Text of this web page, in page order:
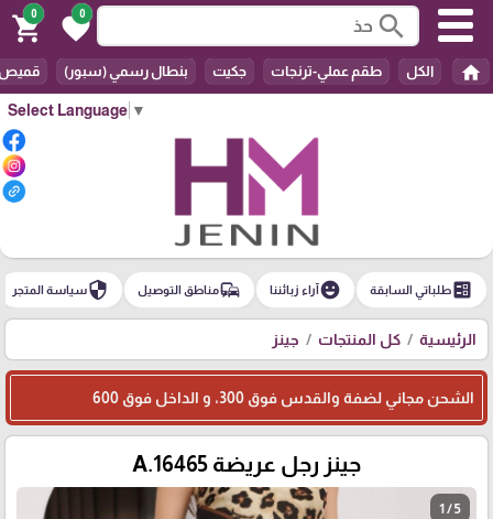
Select Language ▼
search
0
favorite
0
shopping_cart
home الكل طقم عملي-ترنجات جكيت بنطال رسمي (سبور)
ballotطلباتي السابقة emoji_emotionsآراء زبائننا commuteمناطق التوصيل securityسياسة المتجر
الرئيسية كل المنتجات جينز
الشحن مجاني لضفة والقدس فوق 300، و الداخل فوق 600
جينز رجل عريضة A.16465
1 / 5